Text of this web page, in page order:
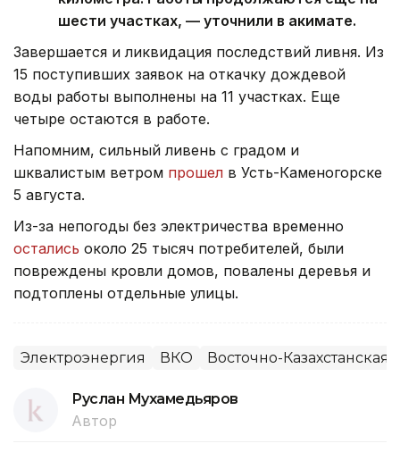
шести участках, — уточнили в акимате.
Завершается и ликвидация последствий ливня. Из
15 поступивших заявок на откачку дождевой
воды работы выполнены на 11 участках. Еще
четыре остаются в работе.
Напомним, сильный ливень с градом и
шквалистым ветром прошел в Усть-Каменогорске
5 августа.
Из-за непогоды без электричества временно
остались около 25 тысяч потребителей, были
повреждены кровли домов, повалены деревья и
подтоплены отдельные улицы.
Электроэнергия ВКО Восточно-Казахстанская
Руслан Мухамедьяров
Автор